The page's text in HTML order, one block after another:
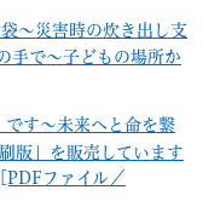
～災害時の炊き出し支
手で～子どもの場所か
す～未来へと命を繋
版」を販売しています
ファイル／